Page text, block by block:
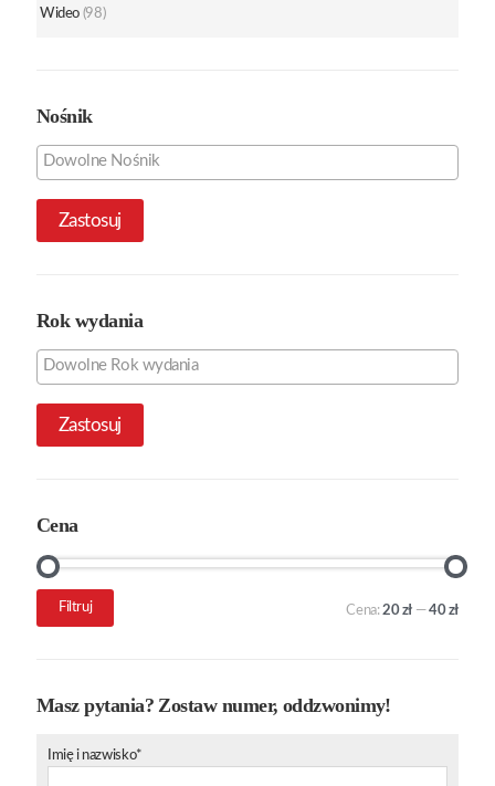
Wideo (98)
Nośnik
Zastosuj
Rok wydania
Zastosuj
Cena
Cena
Cena
Filtruj Cena:20 zł —40 zł
Masz pytania? Zostaw numer, oddzwonimy!
Imię i nazwisko*